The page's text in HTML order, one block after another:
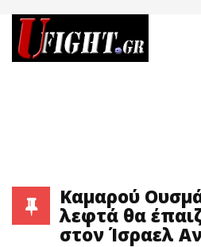
Καμαρού
λεφτά θα
στον Ίσραελ